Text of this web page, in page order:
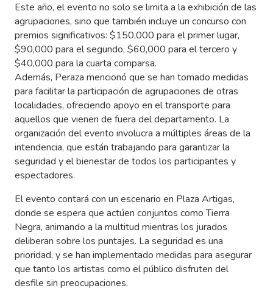
Este año, el evento no solo se limita a la exhibición de las
agrupaciones, sino que también incluye un concurso con
premios significativos: $150,000 para el primer lugar,
$90,000 para el segundo, $60,000 para el tercero y
$40,000 para la cuarta comparsa.
Además, Peraza mencionó que se han tomado medidas
para facilitar la participación de agrupaciones de otras
localidades, ofreciendo apoyo en el transporte para
aquellos que vienen de fuera del departamento. La
organización del evento involucra a múltiples áreas de la
intendencia, que están trabajando para garantizar la
seguridad y el bienestar de todos los participantes y
espectadores.
El evento contará con un escenario en Plaza Artigas,
donde se espera que actúen conjuntos como Tierra
Negra, animando a la multitud mientras los jurados
deliberan sobre los puntajes. La seguridad es una
prioridad, y se han implementado medidas para asegurar
que tanto los artistas como el público disfruten del
desfile sin preocupaciones.